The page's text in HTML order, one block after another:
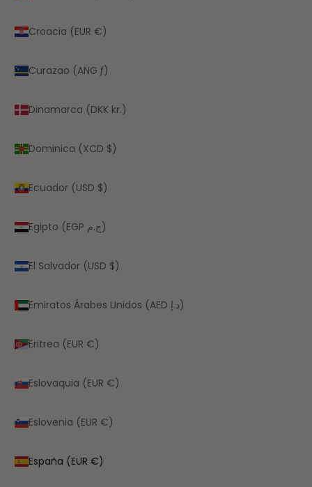
Croacia (EUR €)
Curazao (ANG ƒ)
Dinamarca (DKK kr.)
Dominica (XCD $)
Ecuador (USD $)
Egipto (EGP ج.م)
El Salvador (USD $)
Emiratos Árabes Unidos (AED د.إ)
Eritrea (EUR €)
Eslovaquia (EUR €)
Eslovenia (EUR €)
España (EUR €)